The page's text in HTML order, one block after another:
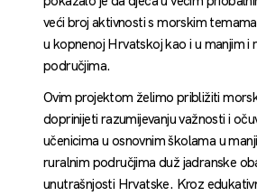
veći broj aktivnosti s morskim
u kopnenoj Hrvatskoj kao i u manjim i
područjima.
Ovim projektom želimo približiti
doprinijeti razumijevanju važnosti i
učenicima u osnovnim školama u
ruralnim područjima duž jadranske
unutrašnjosti Hrvatske. Kroz